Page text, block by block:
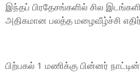
இந்தப் பிரதேசங்களில் சில
அதிகமான பலத்த மழைவீழ்ச்சி
பிற்பகல் 1 மணிக்கு பின்னர்